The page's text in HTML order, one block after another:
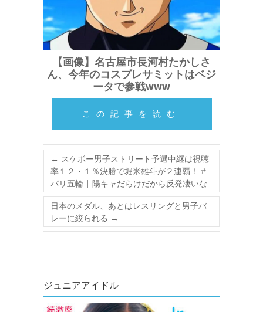
【画像】名古屋市長河村たかしさ
ん、今年のコスプレサミットはベジ
ータで参戦www
この記事を読む
← スケボー男子ストリート予選中継は視聴
率１２・１％決勝で堀米雄斗が２連覇！ #
パリ五輪 | 陽キャだらけだから反発凄いな
日本のメダル、あとはレスリングと男子バ
レーに絞られる →
ジュニアアイドル